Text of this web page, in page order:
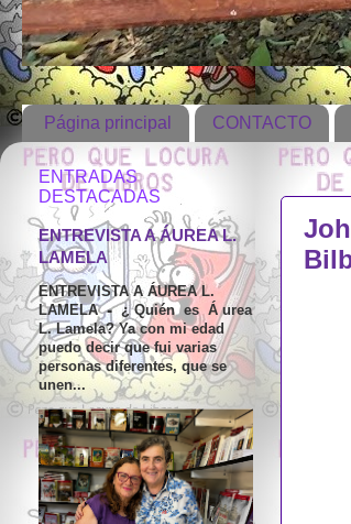
Página principal CONTACTO
ENTRADAS
DESTACADAS
ENTREVISTA A ÁUREA L.
LAMELA
ENTREVISTA A ÁUREA L.
LAMELA ​ ⁃ ​ ¿ Quién es Á urea
L. Lamela? Ya con mi edad
puedo decir que fui varias
personas diferentes, que se
unen...